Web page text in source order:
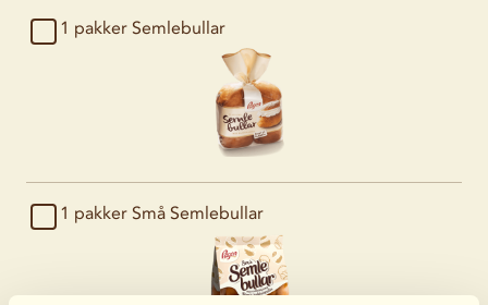
1 pakker Semlebullar
1 pakker Små Semlebullar